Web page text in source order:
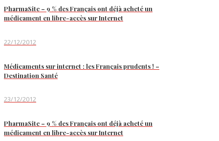
PharmaSite – 9 % des Français ont déjà acheté un
médicament en libre-accès sur Internet
22/12/2012
Médicaments sur internet : les Français prudents ! –
Destination Santé
23/12/2012
PharmaSite – 9 % des Français ont déjà acheté un
médicament en libre-accès sur Internet